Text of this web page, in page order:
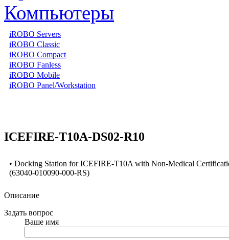
iROBO Servers
iROBO Classic
iROBO Compact
iROBO Fanless
iROBO Mobile
iROBO Panel/Workstation
ICEFIRE-T10A-DS02-R10
• Docking Station for ICEFIRE-T10A with Non-Medical
(63040-010090-000-RS)
Описание
Задать вопрос
Ваше имя